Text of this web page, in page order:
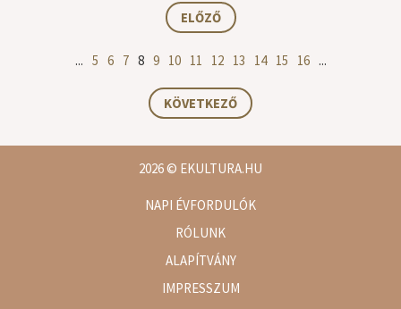
ELŐZŐ
... 5 6 7 8 9 10 11 12 13 14 15 16 ...
KÖVETKEZŐ
2026© EKULTURA.HU
NAPI ÉVFORDULÓK
RÓLUNK
ALAPÍTVÁNY
IMPRESSZUM